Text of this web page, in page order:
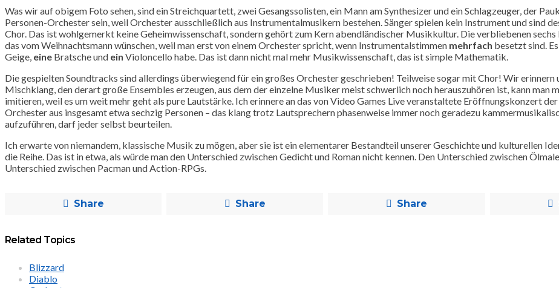
Was wir auf obigem Foto sehen, sind ein Streichquartett, zwei Gesangssolisten, ein Mann am Synthesizer und ein Schlagzeuger, der
Personen-Orchester sein, weil Orchester ausschließlich aus Instrumentalmusikern bestehen. Sänger spielen kein Instrument und sind
Chor. Das ist wohlgemerkt keine Geheimwissenschaft, sondern gehört zum Kern abendländischer Musikkultur. Die verbliebenen
das vom Weihnachtsmann wünschen, weil man erst von einem Orchester spricht, wenn Instrumentalstimmen mehrfach besetzt sind.
Geige, eine Bratsche und ein Violoncello habe. Das ist dann nicht mal mehr Musikwissenschaft, das ist simple Mathematik.
Die gespielten Soundtracks sind allerdings überwiegend für ein großes Orchester geschrieben! Teilweise sogar mit Chor! Wir erinnern
Mischklang, den derart große Ensembles erzeugen, aus dem der einzelne Musiker meist schwerlich noch herauszuhören ist, kann
imitieren, weil es um weit mehr geht als pure Lautstärke. Ich erinnere an das von Video Games Live veranstaltete Eröffnungskonzert
Orchester aus insgesamt etwa sechzig Personen – das klang trotz Lautsprechern phasenweise immer noch geradezu
aufzuführen, darf jeder selbst beurteilen.
Ich erwarte von niemandem, klassische Musik zu mögen, aber sie ist ein elementarer Bestandteil unserer Geschichte und kulturellen
die Reihe. Das ist in etwa, als würde man den Unterschied zwischen Gedicht und Roman nicht kennen. Den Unterschied zwischen
Unterschied zwischen Pacman und Action-RPGs.
Share Share Share
Related Topics
Blizzard
Diablo